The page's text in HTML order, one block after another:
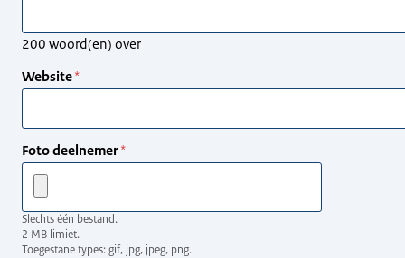
200 woord(en) over
Website
Foto deelnemer
Slechts één bestand.
2 MB limiet.
Toegestane types: gif, jpg, jpeg, png.